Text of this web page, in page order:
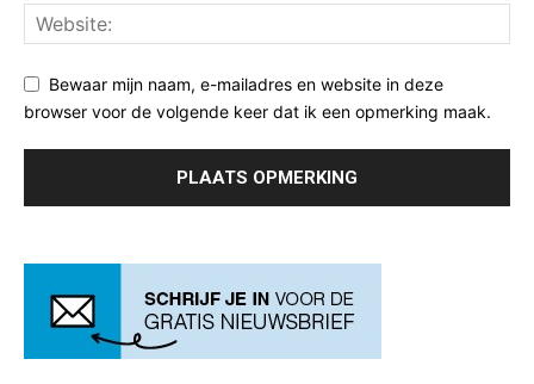
Bewaar mijn naam, e-mailadres en website in deze
browser voor de volgende keer dat ik een opmerking maak.